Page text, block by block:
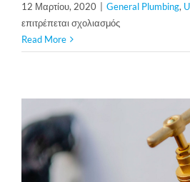
12 Μαρτίου, 2020 General Plumbing,
επιτρέπεται σχολιασμόςστο
Perfect
Read More